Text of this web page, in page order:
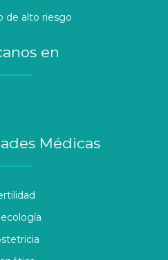
de alto riesgo
en
Médicas